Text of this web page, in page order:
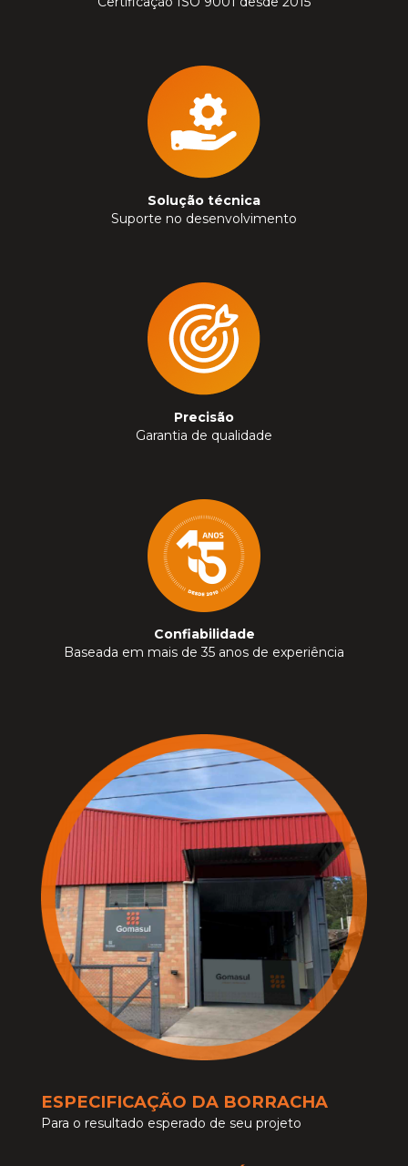
Solução técnica
Suporte no desenvolvimento
Precisão
Garantia de qualidade
Confiabilidade
Baseada em mais de 35 anos de experiência
ESPECIFICAÇÃO DA BORRACHA
Para o resultado esperado de seu projeto